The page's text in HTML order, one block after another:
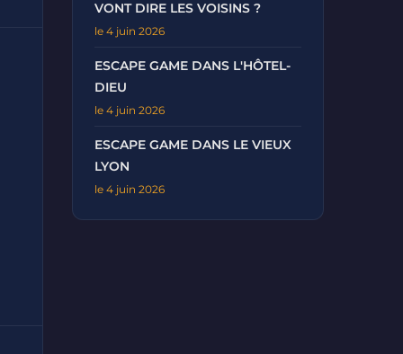
VONT DIRE LES VOISINS ?
le 4 juin 2026
ESCAPE GAME DANS L'HÔTEL-
DIEU
le 4 juin 2026
ESCAPE GAME DANS LE VIEUX
LYON
le 4 juin 2026